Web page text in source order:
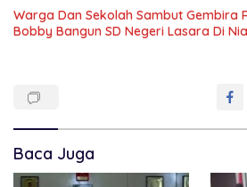
Warga Dan Sekolah Sambut Gembira
Bobby Bangun SD Negeri Lasara Di
Baca Juga